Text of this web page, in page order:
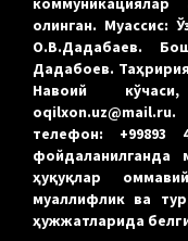
олинган. Муассис:
О.В.Дадабаев.
Дадабоев.
Навоий
телефон: +99893
ҳуқуқлар
муаллифлик ва
ҳужжатларида